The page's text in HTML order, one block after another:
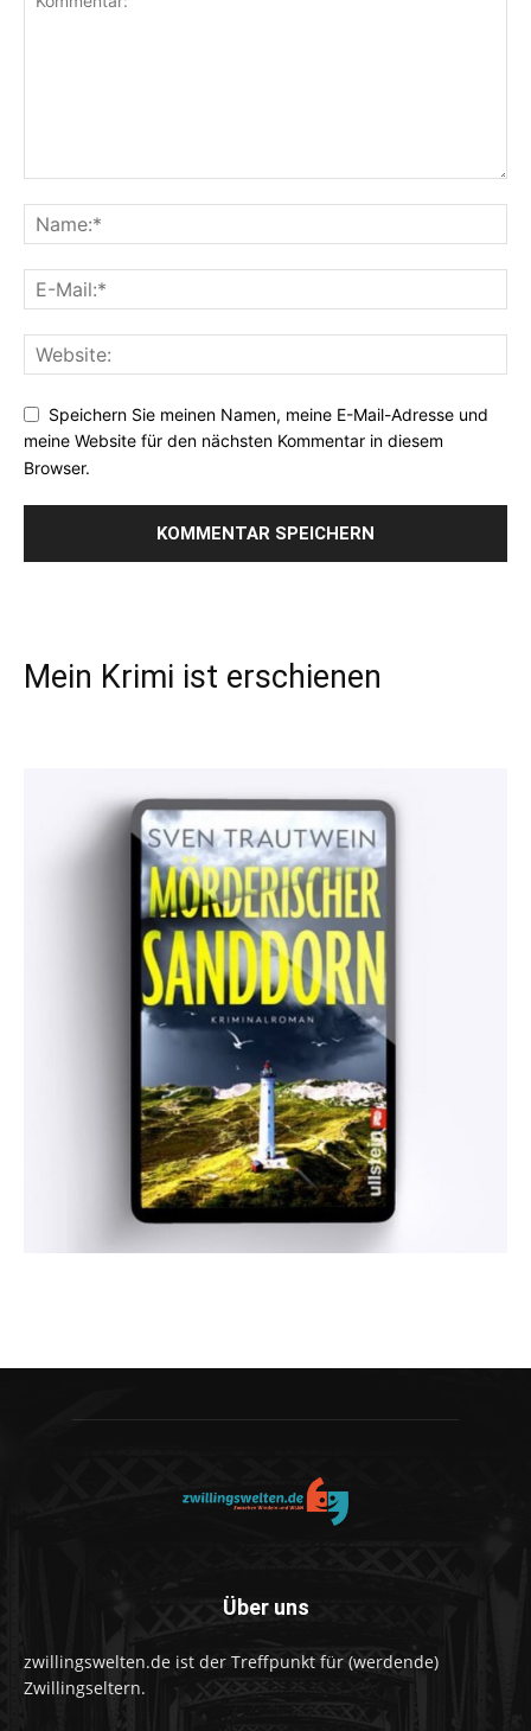
Speichern Sie meinen Namen, meine E-Mail-Adresse und
meine Website für den nächsten Kommentar in diesem
Browser.
Mein Krimi ist erschienen
Über uns
zwillingswelten.de ist der Treffpunkt für (werdende)
Zwillingseltern.